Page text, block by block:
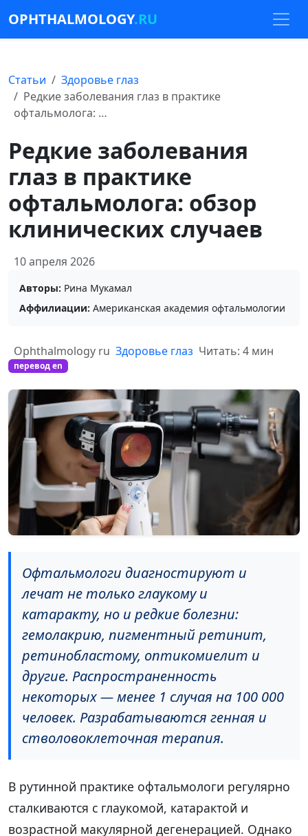
OPHTHALMOLOGY.RU
Статьи
Здоровье глаз
Редкие заболевания глаз в практике
офтальмолога: …
Редкие заболевания
глаз в практике
офтальмолога: обзор
клинических случаев
10 апреля 2026
Авторы: Рина Мукамал
Аффилиации: Американская академия офтальмологии
Ophthalmology ru Здоровье глаз Читать: 4 мин
перевод en
Офтальмологи диагностируют и
лечат не только глаукому и
катаракту, но и редкие болезни:
гемолакрию, пигментный ретинит,
ретинобластому, оптикомиелит и
другие. Распространенность
некоторых — менее 1 случая на 100 000
человек. Разрабатываются генная и
стволовоклеточная терапия.
В рутинной практике офтальмологи регулярно
сталкиваются с глаукомой, катарактой и
возрастной макулярной дегенерацией. Однако